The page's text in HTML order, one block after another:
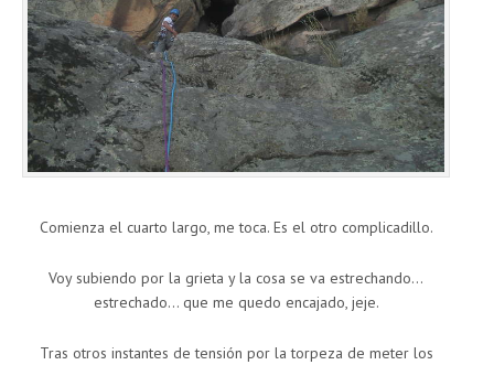
Comienza el cuarto largo, me toca. Es el otro complicadillo.
Voy subiendo por la grieta y la cosa se va estrechando…
estrechado… que me quedo encajado, jeje.
Tras otros instantes de tensión por la torpeza de meter los